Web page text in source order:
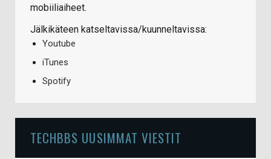
mobiiliaiheet.
Jälkikäteen katseltavissa/kuunneltavissa:
Youtube
iTunes
Spotify
TECHBBS UUSIMMAT VIESTIT